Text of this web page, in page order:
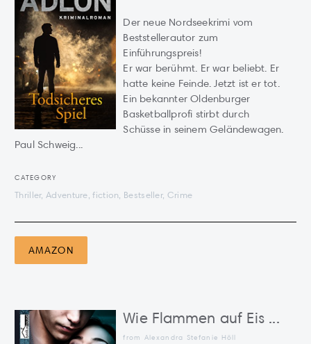
Der neue Nordseekrimi vom
Beststellerautor zum
Einführungspreis!
Er war berühmt. Er war beliebt. Er
hatte keine Feinde. Jetzt ist er tot.
Ein bekannter Oldenburger
Basketballprofi stirbt durch
Schüsse in seinem Geländewagen.
Paul Schweig...
CATEGORY
Thriller, Adventure, fiction, Bestseller, Crime
AMAZON
Wie Flammen auf Eis ...
from Alexandra Stefanie Höll